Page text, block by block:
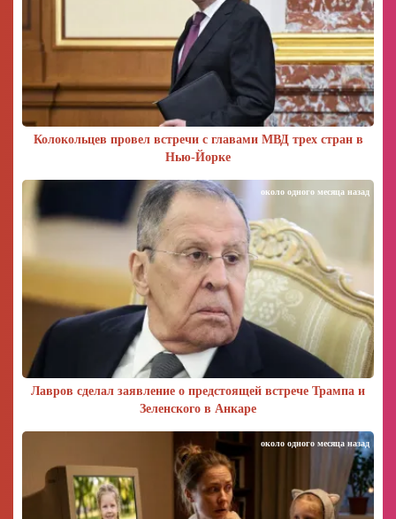
Колокольцев провел встречи с главами МВД трех стран в
Нью-Йорке
Лавров сделал заявление о предстоящей встрече Трампа и
Зеленского в Анкаре
около одного месяца назад
около одного месяца назад